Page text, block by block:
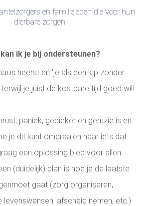
en familieleden die voor hun
dierbare zorgen
ik je bij ondersteunen?
heerst en 'je als een kip zonder
je juist de kostbare tijd goed wilt
paniek, gepieker en geruzie is en
je dit kunt omdraaien naar iets dat
een oplossing bied voor allen
(duidelijk) plan is hoe je de laatste
gaat (zorg organiseren,
levenswensen, afscheid nemen, etc.)